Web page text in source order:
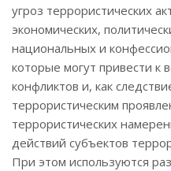
угроз террористических
экономических,
национальных и
которые могут привести
конфликтов и, как
террористическим
террористических
действий субъектов
При этом используются